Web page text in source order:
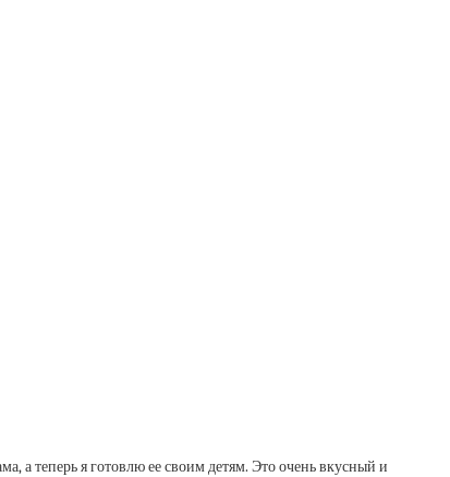
а теперь я готовлю ее своим детям. Это очень вкусный и